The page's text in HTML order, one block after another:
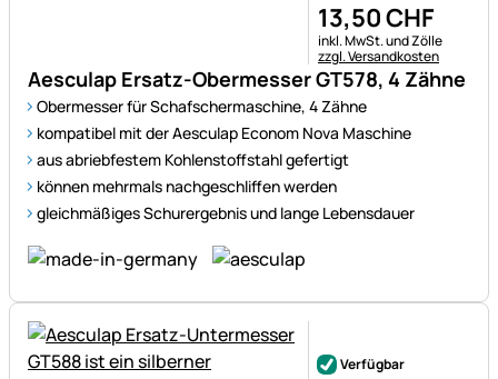
Aesculap Ersatz-Obermesser GT578, 4 Zähne
Obermesser für Schafschermaschine, 4 Zähne
kompatibel mit der Aesculap Econom Nova Maschine
aus abriebfestem Kohlenstoffstahl gefertigt
können mehrmals nachgeschliffen werden
gleichmäßiges Schurergebnis und lange Lebensdauer
13,50CHF
Steuerhinweis:
inkl. MwSt. und Zölle
zzgl. Versandkosten
Verfügbar